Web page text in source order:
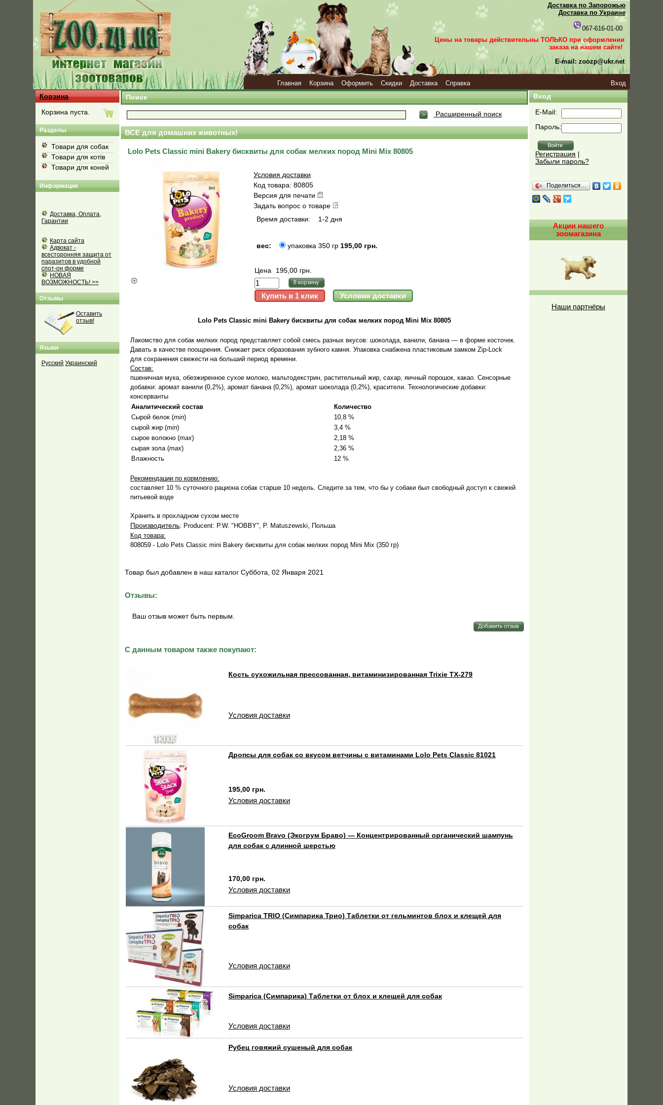
Доставка по Запорожью
Доставка по Украине
067-616-01-00
Цены на товары действительны ТОЛЬКО при оформлении
заказа на нашем сайте!
E-mail: zoozp@ukr.net
Главная Корзина Оформить Скидки Доставка Справка
Вход
Корзина
Корзина пуста.
Разделы
Товари для собак
Товари для котів
Товари для коней
Информация
Доставка, Оплата,
Гарантии
Карта сайта
Адвокат -
всесторонняя защита от
паразитов в удобной
спот-он форме
НОВАЯ
ВОЗМОЖНОСТЬ! >>
Отзывы
Оставить
отзыв!
Языки
Русский Украинский
Поиск
Расширенный поиск
ВСЕ для домашних животных!
Lolo Pets Classic mini Bakery бисквиты для собак мелких пород Mini Mix 80805
Условия доставки
Код товара: 80805
Версия для печати
Задать вопрос о товаре
Время доставки:
1-2 дня
вес: упаковка 350 гр 195,00 грн.
Цена 195,00 грн.
Lolo Pets Classic mini Bakery бисквиты для собак мелких пород Mini Mix 80805
Лакомство для собак мелких пород представляет собой смесь разных вкусов: шоколада, ванили, банана — в форме косточек.
Давать в качестве поощрения. Снижает риск образования зубного камня. Упаковка снабжена пластиковым замком Zip-Lock
для сохранения свежести на больший период времени.
Состав:
пшеничная мука, обезжиренное сухое молоко, мальтодекстрин, растительный жир, сахар, яичный порошок, какао. Сенсорные
добавки: аромат ванили (0,2%), аромат банана (0,2%), аромат шоколада (0,2%), красители. Технологические добавки:
консерванты
Аналитический состав
Количество
Сырой белок (min)
10,8 %
сырой жир (min)
3,4 %
сырое волокно (max)
2,18 %
сырая зола (max)
2,36 %
Влажность
12 %
Рекомендации по кормлению:
составляет 10 % суточного рациона собак старше 10 недель. Следите за тем, что бы у собаки был свободный доступ к свежей
питьевой воде
Хранить в прохладном сухом месте
Производитель: Producent: P.W. "HOBBY", P. Matuszewski, Польша
Код товара:
808059 - Lolo Pets Classic mini Bakery бисквиты для собак мелких пород Mini Mix (350 гр)
Товар был добавлен в наш каталог Суббота, 02 Января 2021
Отзывы:
Ваш отзыв может быть первым.
С данным товаром также покупают:
Кость сухожильная прессованная, витаминизированная Trixie TX-279
Условия доставки
Дропсы для собак со вкусом ветчины с витаминами Lolo Pets Classic 81021
195,00 грн.
Условия доставки
EcoGroom Bravo (Экогрум Браво) — Концентрированный органический шампунь
для собак с длинной шерстью
170,00 грн.
Условия доставки
Simparica TRIO (Симпарика Трио) Таблетки от гельминтов блох и клещей для
собак
Условия доставки
Simparica (Симпарика) Таблетки от блох и клещей для собак
Условия доставки
Рубец говяжий сушеный для собак
Условия доставки
Вход
E-Mail:
Пароль:
Регистрация
Забыли пароль?
Поделиться…
Акции нашего
зоомагазина
Наши партнёры